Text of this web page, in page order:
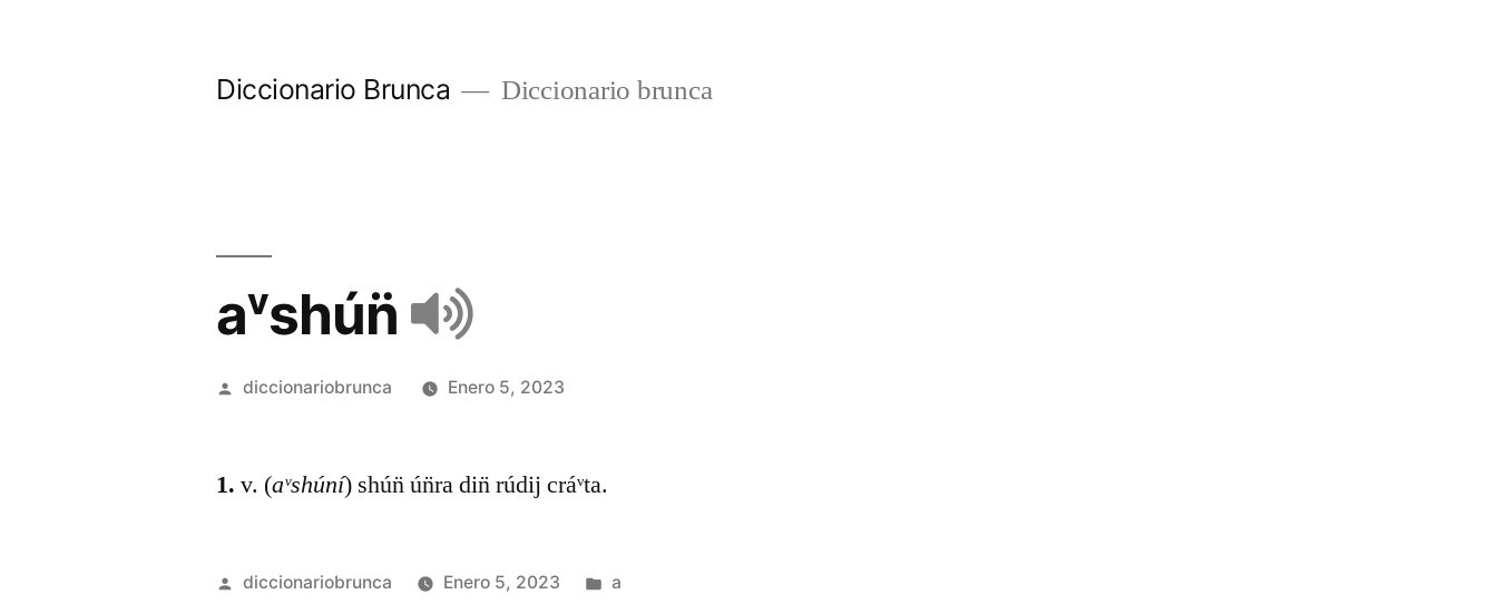
Diccionario Brunca Diccionario brunca
aᵛshún̈
diccionariobrunca Enero 5, 2023
1. v. (aᵛshúní) shún̈ ún̈ra din̈ rúdij cráᵛta.
diccionariobrunca Enero 5, 2023 a